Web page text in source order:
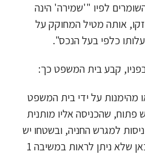
לפיו "'שמירה' הינה
אותה מטיל המחוקק על
כלפי בעל הנכס".
קבע בית המשפט כך:
מהימנות על ידי בית המשפט
פתוח, שהכניסה אליו מותנית
למגרש החניה, ובשטחו יש
מקום לחניית 400 כלי רכב. מכאן שלא ניתן לראות במשיבה 1